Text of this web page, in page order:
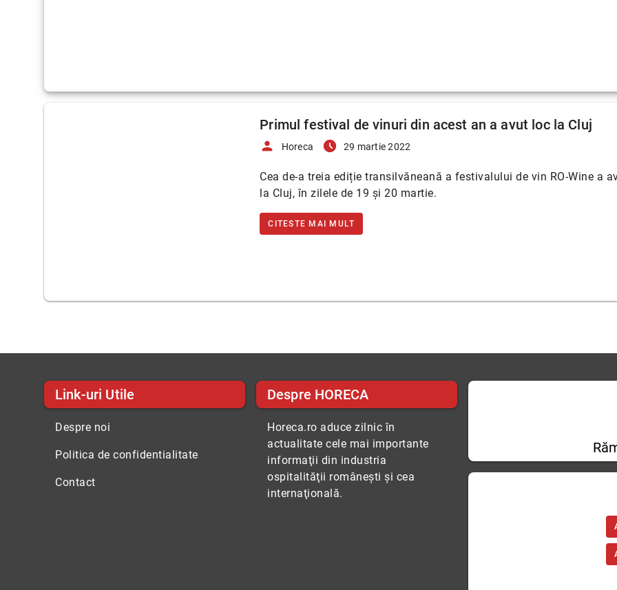
Primul festival de vinuri din acest an a avut loc la Cluj
person Horeca access_time_filled 29 martie 2022
Cea de-a treia ediție transilvăneană a festivalului de vin RO-Wine a
la Cluj, în zilele de 19 și 20 martie.
CITESTE MAI MULT
Link-uri Utile
Despre noi
Politica de confidentialitate
Contact
Despre HORECA
Horeca.ro aduce zilnic în
actualitate cele mai importante
informaţii din industria
ospitalităţii româneşti şi cea
internaţională.